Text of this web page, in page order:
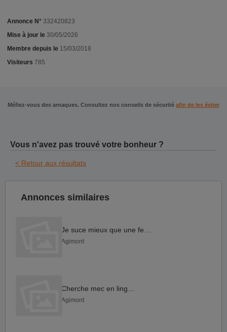
Annonce N° 332420823
Mise à jour le 30/05/2026
Membre depuis le 15/03/2018
Visiteurs 785
Méfiez-vous des arnaques. Consultez nos conseils de sécurité afin de les éviter
Vous n'avez pas trouvé votre bonheur ?
< Retour aux résultats
Annonces similaires
Agimont
Agimont